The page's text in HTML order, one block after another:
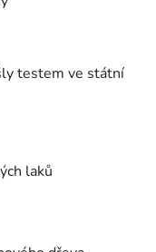
testem ve státní
laků